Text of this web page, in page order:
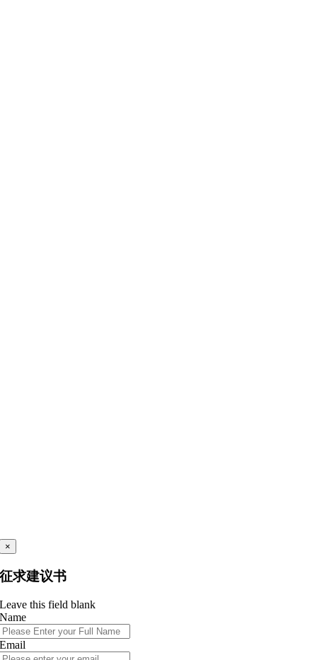
×
征求建议书
Leave this field blank
Name
Email